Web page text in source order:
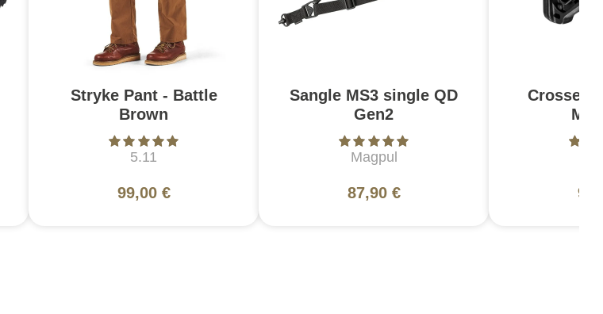
Stryke Pant - Battle
Brown
5.11
99,00 €
Sangle MS3 single QD
Gen2
Magpul
87,90 €
Crosse
Mil-